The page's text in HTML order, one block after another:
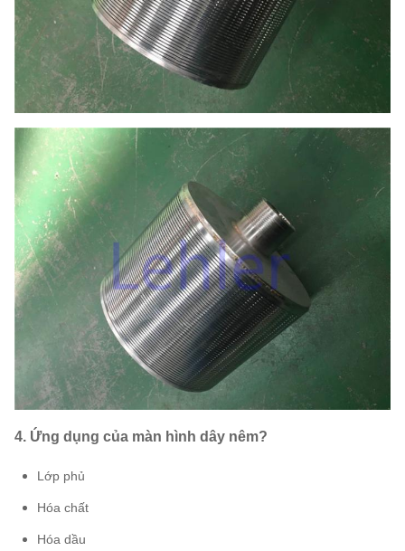
4. Ứng dụng của màn hình dây nêm?
Lớp phủ
Hóa chất
Hóa dầu